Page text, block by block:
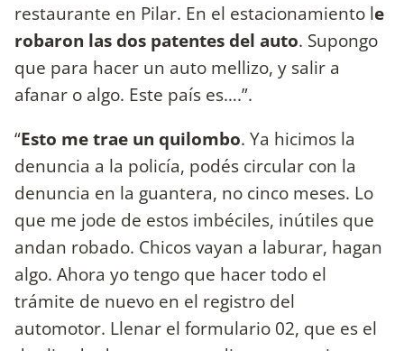
restaurante en Pilar. En el estacionamiento le
robaron las dos patentes del auto. Supongo
que para hacer un auto mellizo, y salir a
afanar o algo. Este país es….”.
“Esto me trae un quilombo. Ya hicimos la
denuncia a la policía, podés circular con la
denuncia en la guantera, no cinco meses. Lo
que me jode de estos imbéciles, inútiles que
andan robado. Chicos vayan a laburar, hagan
algo. Ahora yo tengo que hacer todo el
trámite de nuevo en el registro del
automotor. Llenar el formulario 02, que es el